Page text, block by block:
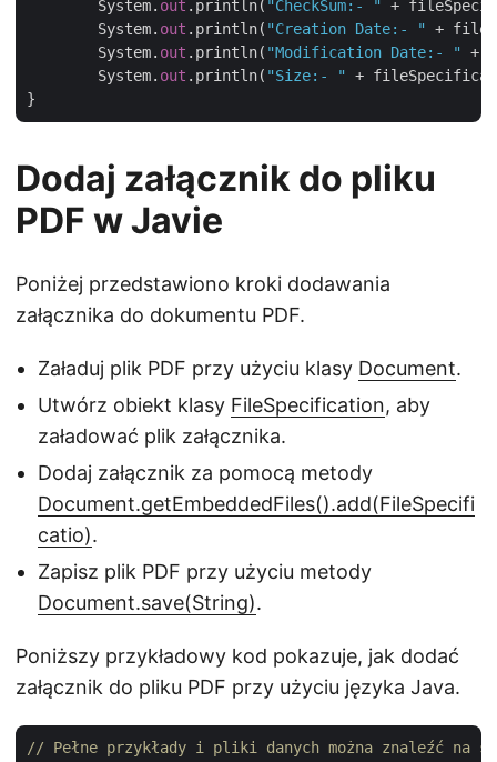
	System.
out .println( "CheckSum:- "
+
	System.
out .println( "Creation Date:- "
+
	System.
out .println( "Modification Date:- "
+
	System.
out .println( "Size:- "
+
Dodaj załącznik do pliku
PDF w Javie
Poniżej przedstawiono kroki dodawania
załącznika do dokumentu PDF.
Załaduj plik PDF przy użyciu klasy Document.
Utwórz obiekt klasy FileSpecification, aby
załadować plik załącznika.
Dodaj załącznik za pomocą metody
Document.getEmbeddedFiles().add(FileSpecifi
catio).
Zapisz plik PDF przy użyciu metody
Document.save(String).
Poniższy przykładowy kod pokazuje, jak dodać
załącznik do pliku PDF przy użyciu języka Java.
// Pełne przykłady i pliki danych można znaleźć na